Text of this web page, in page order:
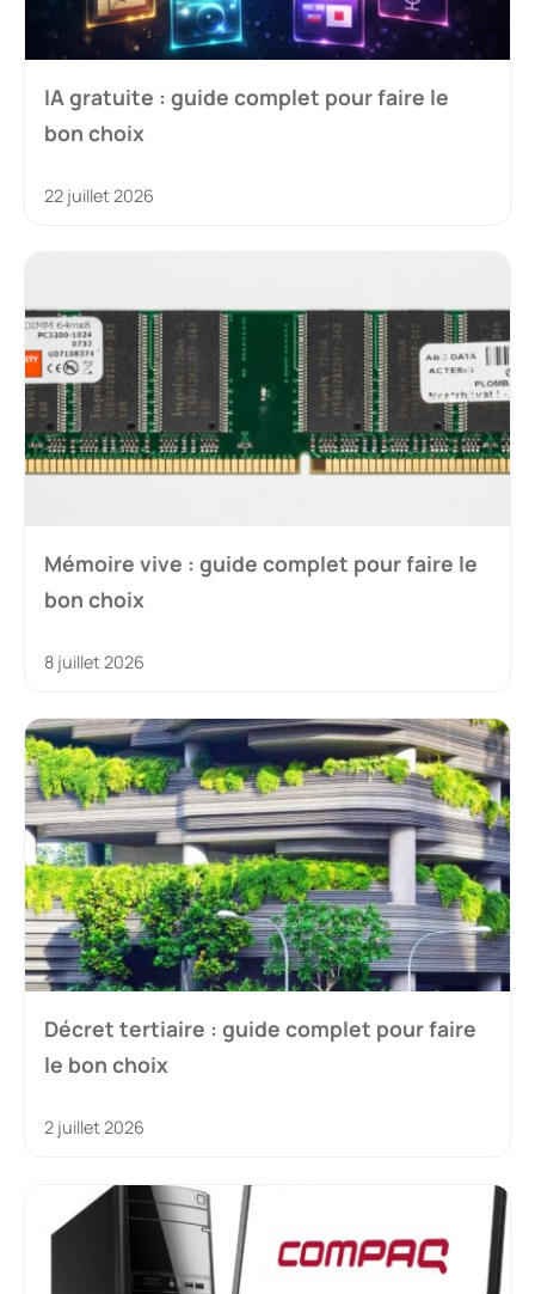
IA gratuite : guide complet pour faire le
bon choix
22 juillet 2026
Mémoire vive : guide complet pour faire le
bon choix
8 juillet 2026
Décret tertiaire : guide complet pour faire
le bon choix
2 juillet 2026